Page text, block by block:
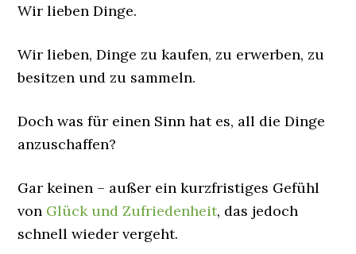
Wir lieben Dinge.
Wir lieben, Dinge zu kaufen, zu erwerben, zu
besitzen und zu sammeln.
Doch was für einen Sinn hat es, all die Dinge
anzuschaffen?
Gar keinen – außer ein kurzfristiges Gefühl
von Glück und Zufriedenheit, das jedoch
schnell wieder vergeht.